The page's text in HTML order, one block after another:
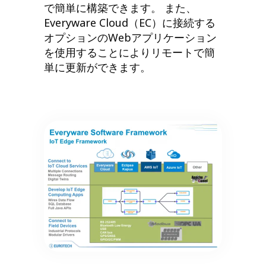
で簡単に構築できます。 また、
Everyware Cloud（EC）に接続する
オプションのWebアプリケーション
を使用することによりリモートで簡
単に更新ができます。